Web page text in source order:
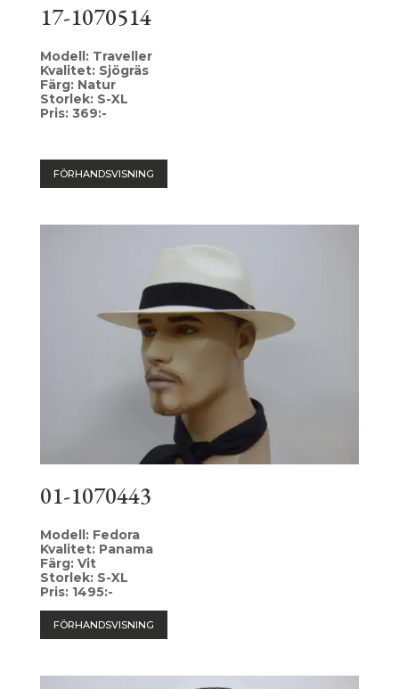
17-1070514
Modell: Traveller
Kvalitet: Sjögräs
Färg: Natur
Storlek: S-XL
Pris: 369:-
FÖRHANDSVISNING
01-1070443
Modell: Fedora
Kvalitet: Panama
Färg: Vit
Storlek: S-XL
Pris: 1495:-
FÖRHANDSVISNING